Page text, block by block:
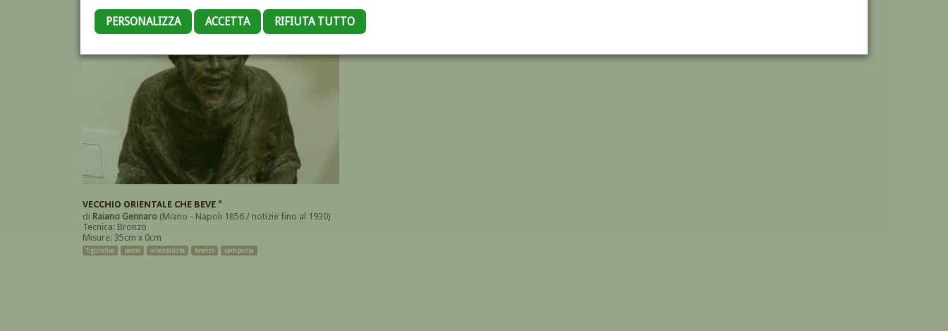
PERSONALIZZA ACCETTA RIFIUTA TUTTO
VECCHIO ORIENTALE CHE BEVE °
di Raiano Gennaro (Miano - Napoli 1856 / notizie fino al 1930)
Tecnica: Bronzo
Misure: 35cm x 0cm
figurativo uomo orientalista bronzo campania